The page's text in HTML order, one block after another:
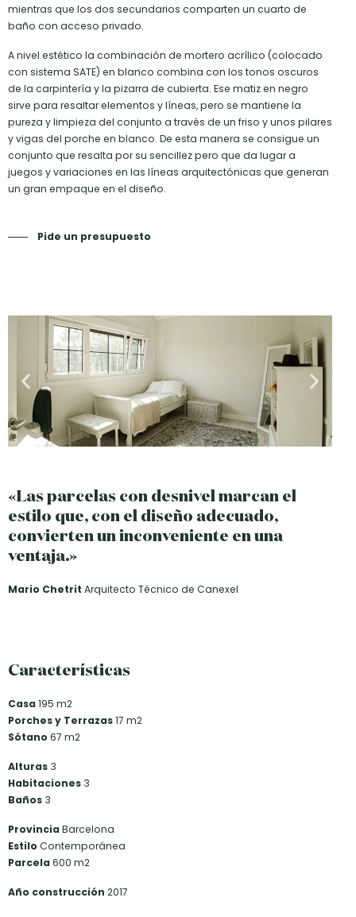
mientras que los dos secundarios comparten un cuarto de
baño con acceso privado.
A nivel estético la combinación de mortero acrílico (colocado
con sistema SATE) en blanco combina con los tonos oscuros
de la carpintería y la pizarra de cubierta. Ese matiz en negro
sirve para resaltar elementos y líneas, pero se mantiene la
pureza y limpieza del conjunto a través de un friso y unos pilares
y vigas del porche en blanco. De esta manera se consigue un
conjunto que resalta por su sencillez pero que da lugar a
juegos y variaciones en las líneas arquitectónicas que generan
un gran empaque en el diseño.
Pide un presupuesto
«Las parcelas con desnivel marcan el
estilo que, con el diseño adecuado,
convierten un inconveniente en una
ventaja.»
Mario Chetrit Arquitecto Técnico de Canexel
Características
Casa195 m2
Porches y Terrazas17 m2
Sótano 67 m2
Alturas 3
Habitaciones 3
Baños 3
ProvinciaBarcelona
Estilo Contemporánea
Parcela600 m2
Año construcción 2017